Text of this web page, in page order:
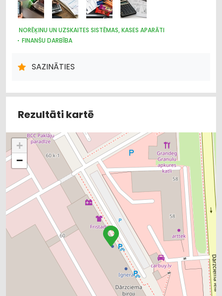
NORĒĶINU UN UZSKAITES SISTĒMAS, KASES APARĀTI
FINANŠU DARBĪBA
SAZINĀTIES
Rezultāti kartē
+
−